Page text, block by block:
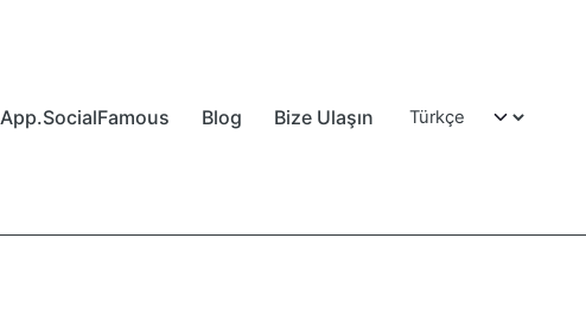
App.SocialFamous Blog Bize Ulaşın